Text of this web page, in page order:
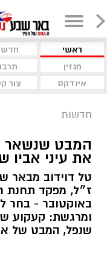
ראשי
מגזין
אינדקס
צור
חדשות
המבט שנשאר
את עיני אביו שנפל
טל דוידוב מבאר
ז״ל, מפקד תחנת
באוקטובר - בחר
ומרגשת: קעקוע
שנפל, המבט של